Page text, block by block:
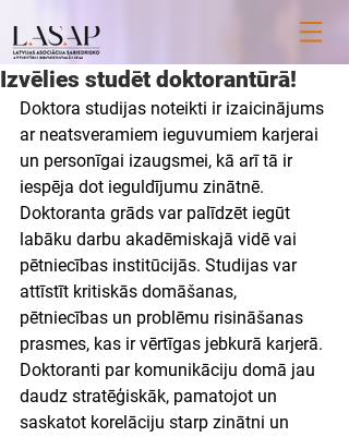
Izvēlies studēt doktorantūrā!
Doktora studijas noteikti ir izaicinājums
ar neatsveramiem ieguvumiem karjerai
un personīgai izaugsmei, kā arī tā ir
iespēja dot ieguldījumu zinātnē.
Doktoranta grāds var palīdzēt iegūt
labāku darbu akadēmiskajā vidē vai
pētniecības institūcijās. Studijas var
attīstīt kritiskās domāšanas,
pētniecības un problēmu risināšanas
prasmes, kas ir vērtīgas jebkurā karjerā.
Doktoranti par komunikāciju domā jau
daudz stratēģiskāk, pamatojot un
saskatot korelāciju starp zinātni un